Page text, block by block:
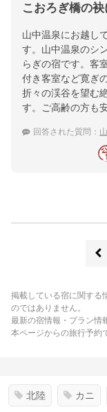
こおろぎ橋の
山中温泉にお越し
す。山中温泉のシ
らぎの宿です。客
付き客室など寛ぎ
折々の渓谷を望む
す。ご高齢の方も
回答された質問： 山
掲載している宿に関する
のではありません。
最新の宿情報・プラン情
本ページからの旅行予約
北陸 カニ